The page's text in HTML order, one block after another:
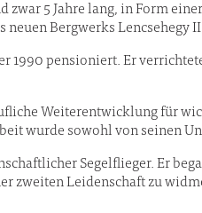
zwar 5 Jahre lang, in Form
neuen Bergwerks Lencsehegy
1990 pensioniert. Er
Weiterentwicklung für
wurde sowohl von seinen
Segelflieger. Er
zweiten Leidenschaft zu